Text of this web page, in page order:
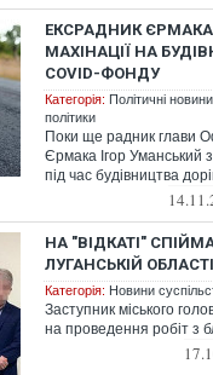
ЕКСРАДНИК
МАХІНАЦІЇ НА
COVID-ФОНДУ
Категорія: Політичні
політики
Поки ще радник глави
Єрмака Ігор Уманський
під час будівництва
НА "ВІДКАТІ"
ЛУГАНСЬКІЙ ОБЛАСТІ
Категорія: Новини
Заступник міського
на проведення робіт з